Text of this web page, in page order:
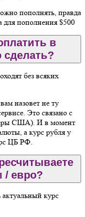
пополнять, правда
для пополнения $500
в
сделать?
без всяких
назовет не ту
Это связано с
США). И в момент
а курс рубля у
ЦБ РФ.
/ евро?
курс